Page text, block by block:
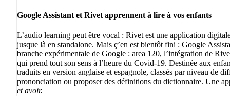
Google Assistant et Rivet apprennent à lire à vos enfants
L’audio learning peut être vocal : Rivet est une application
jusque là en standalone. Mais ç’en est bientôt fini : Google
branche expérimentale de Google : area 120, l’intégration de
qui prend tout son sens à l’heure du Covid-19. Destinée aux
traduits en version anglaise et espagnole, classés par niveau de
prononciation ou proposer des définitions du dictionnaire. Une
et avoir.